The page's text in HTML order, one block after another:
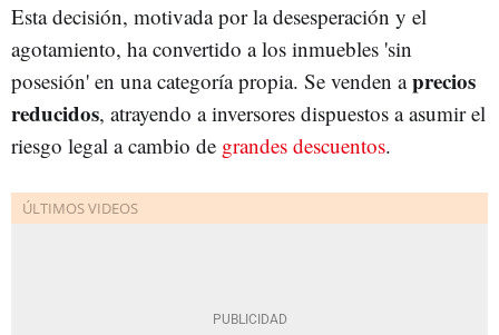
Esta decisión, motivada por la desesperación y el
agotamiento, ha convertido a los inmuebles 'sin
posesión' en una categoría propia. Se venden aprecios
reducidos, atrayendo a inversores dispuestos a asumir el
riesgo legal a cambio de grandes descuentos.